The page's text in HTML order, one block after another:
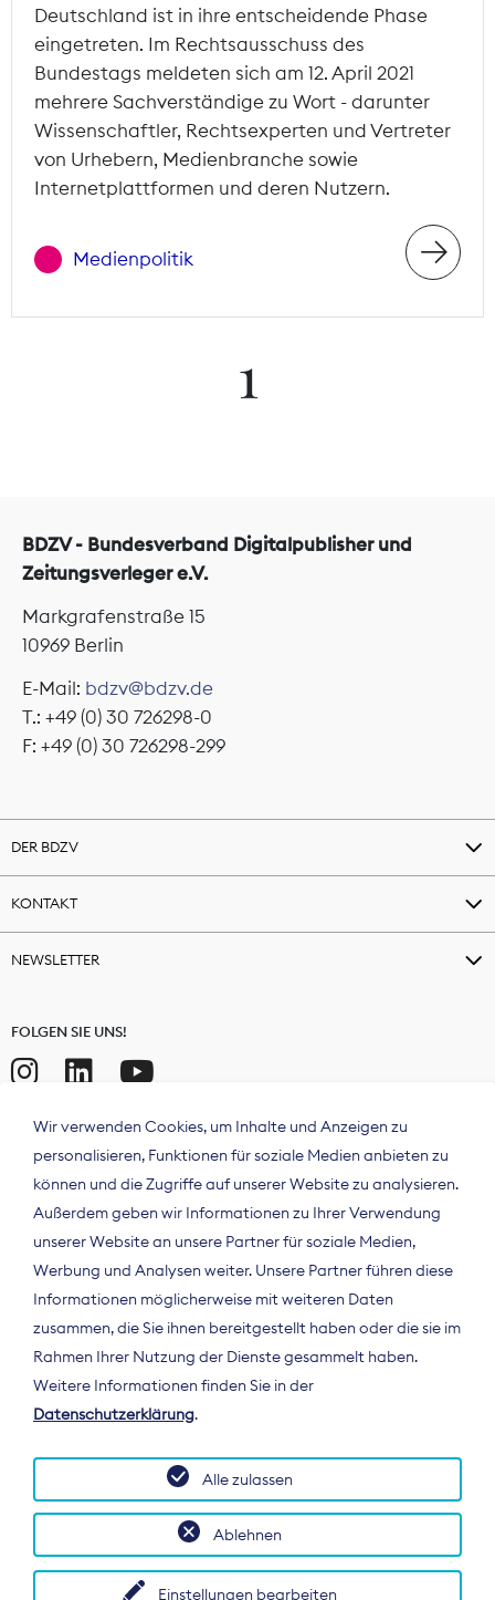
Deutschland ist in ihre entscheidende Phase
eingetreten. Im Rechtsausschuss des
Bundestags meldeten sich am 12. April 2021
mehrere Sachverständige zu Wort - darunter
Wissenschaftler, Rechtsexperten und Vertreter
von Urhebern, Medienbranche sowie
Internetplattformen und deren Nutzern.
Medienpolitik
1
BDZV - Bundesverband Digitalpublisher und
Zeitungsverleger e.V.
Markgrafenstraße 15
10969 Berlin
E-Mail: bdzv@bdzv.de
T.: +49 (0) 30 726298-0
F: +49 (0) 30 726298-299
DER BDZV
KONTAKT
NEWSLETTER
FOLGEN SIE UNS!
Der Bundesverband Digitalpublisher und
Zeitungsverleger (BDZV) vertritt als
Spitzenorganisation die Interessen der
Deutschland und auf EU-Ebene.
Wir verwenden Cookies, um Inhalte und Anzeigen zu
personalisieren, Funktionen für soziale Medien anbieten zu
können und die Zugriffe auf unserer Website zu analysieren.
Außerdem geben wir Informationen zu Ihrer Verwendung
unserer Website an unsere Partner für soziale Medien,
Werbung und Analysen weiter. Unsere Partner führen diese
Informationen möglicherweise mit weiteren Daten
zusammen, die Sie ihnen bereitgestellt haben oder die sie im
Rahmen Ihrer Nutzung der Dienste gesammelt haben.
Weitere Informationen finden Sie in der
Datenschutzerklärung.
Einstellungen bearbeiten
Ablehnen
Alle zulassen